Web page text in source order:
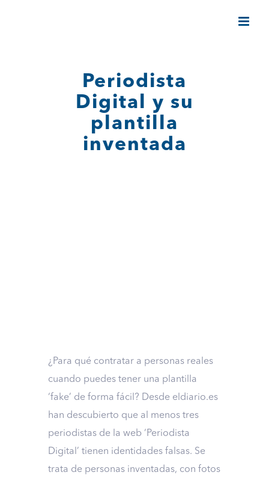
Periodista
Digital y su
plantilla
inventada
¿Para qué contratar a personas reales
cuando puedes tener una plantilla
‘fake’ de forma fácil? Desde eldiario.es
han descubierto que al menos tres
periodistas de la web ‘Periodista
Digital’ tienen identidades falsas. Se
trata de personas inventadas, con fotos